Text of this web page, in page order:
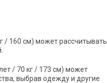
/ 160 см) может рассчитывать
/ 70 кг / 173 см) может
выбрав одежду и другие